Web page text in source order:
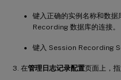
键入正确的实例名称和数据
Recording 数据库的连接。
键入 Session Recording
在管理日志记录配置页面上，